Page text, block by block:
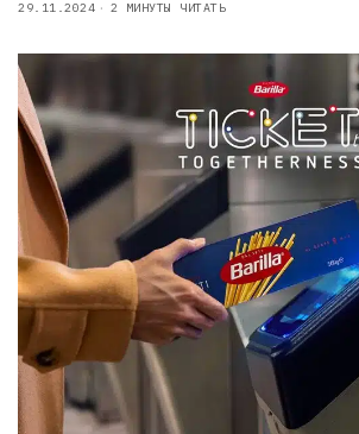
29.11.2024 2 МИНУТЫ ЧИТАТЬ